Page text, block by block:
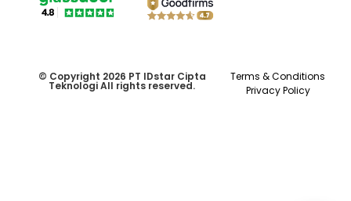
© Copyright 2026 PT IDstar Cipta
Teknologi All rights reserved.
Terms & Conditions
Privacy Policy